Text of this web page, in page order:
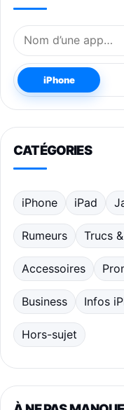
Nom de l’application
iPhone
CATÉGORIES
iPhone iPad
Rumeurs Trucs
Accessoires
Business Infos
Hors-sujet